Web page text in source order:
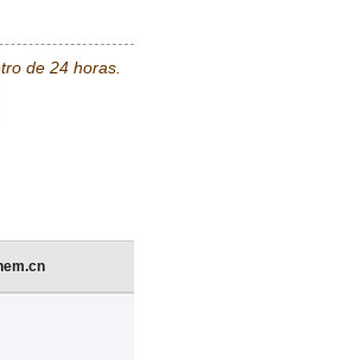
de 24 horas.